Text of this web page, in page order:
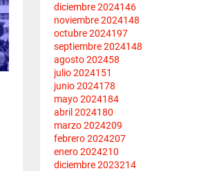
diciembre 2024146
noviembre 2024148
octubre 2024197
septiembre 2024148
agosto 202458
julio 2024151
junio 2024178
mayo 2024184
abril 2024180
marzo 2024209
febrero 2024207
enero 2024210
diciembre 2023214